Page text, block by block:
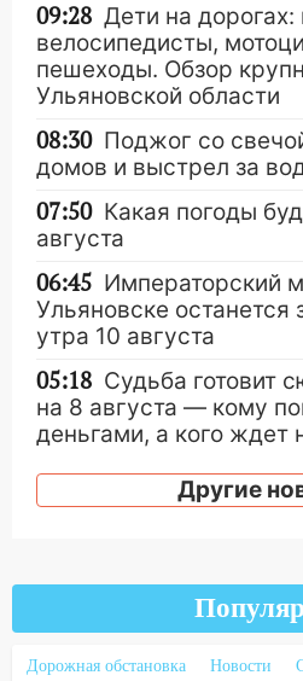
09:28 Дети на дорогах:
велосипедисты,
пешеходы. Обзор
Ульяновской области
08:30 Поджог со
домов и выстрел за
07:50 Какая погоды
августа
06:45 Императорский
Ульяновске
утра 10 августа
05:18 Судьба готовит
на 8 августа — кому
деньгами, а кого ждет
04:47 В Ульяновской
Ульяновские
купить тракторы с
до декабря
Другие
Дорожная обстановка Новости